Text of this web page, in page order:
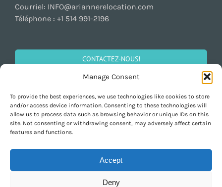
Manage Consent
To provide the best experiences, we use technologies like cookies to store
and/or access device information. Consenting to these technologies will
allow us to process data such as browsing behavior or unique IDs on this
site. Not consenting or withdrawing consent, may adversely affect certain
features and functions.
Accept
Deny
Courriel: INFO@ariannerelocation.com
Téléphone : +1 514 991-2196
CONTACTEZ-NOUS!
SOCIALISEZ!
Copyright 1997-2026 ARIANNE Relocation Canada | All Rights Reserved |